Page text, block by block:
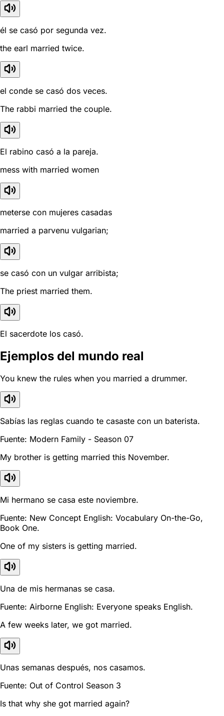
él se casó por segunda vez.
the earl married twice.
el conde se casó dos veces.
The rabbi married the couple.
El rabino casó a la pareja.
mess with married women
meterse con mujeres casadas
married a parvenu vulgarian;
se casó con un vulgar arribista;
The priest married them.
El sacerdote los casó.
Ejemplos del mundo real
You knew the rules when you married a drummer.
Sabías las reglas cuando te casaste con un baterista.
Fuente: Modern Family - Season 07
My brother is getting married this November.
Mi hermano se casa este noviembre.
Fuente: New Concept English: Vocabulary On-the-Go,
Book One.
One of my sisters is getting married.
Una de mis hermanas se casa.
Fuente: Airborne English: Everyone speaks English.
A few weeks later, we got married.
Unas semanas después, nos casamos.
Fuente: Out of Control Season 3
Is that why she got married again?